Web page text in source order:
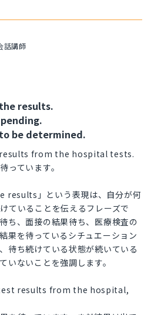
話講師
results.
be determined.
from the hospital tests.
っています。
」という表現は、自分が何
ていることを伝えるフレーズで
ち、面接の結果待ち、医療検査の
果を待っているシチュエーション
待ち続けている状態が続いている
いないことを強調します。
results from the hospital,